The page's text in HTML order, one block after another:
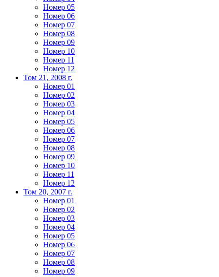
Номер 05
Номер 06
Номер 07
Номер 08
Номер 09
Номер 10
Номер 11
Номер 12
Том 21, 2008 г.
Номер 01
Номер 02
Номер 03
Номер 04
Номер 05
Номер 06
Номер 07
Номер 08
Номер 09
Номер 10
Номер 11
Номер 12
Том 20, 2007 г.
Номер 01
Номер 02
Номер 03
Номер 04
Номер 05
Номер 06
Номер 07
Номер 08
Номер 09